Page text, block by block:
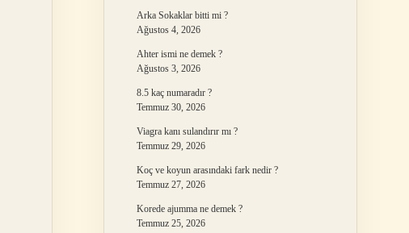
Arka Sokaklar bitti mi ?
Ağustos 4, 2026
Ahter ismi ne demek ?
Ağustos 3, 2026
8.5 kaç numaradır ?
Temmuz 30, 2026
Viagra kanı sulandırır mı ?
Temmuz 29, 2026
Koç ve koyun arasındaki fark nedir ?
Temmuz 27, 2026
Korede ajumma ne demek ?
Temmuz 25, 2026